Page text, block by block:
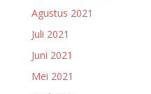
Agustus 2021
Juli 2021
Juni 2021
Mei 2021